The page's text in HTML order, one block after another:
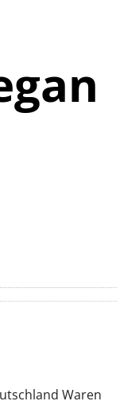
Waren